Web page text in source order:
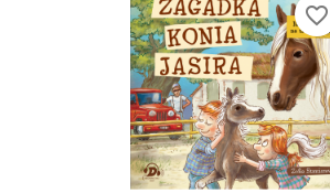
favorite_border